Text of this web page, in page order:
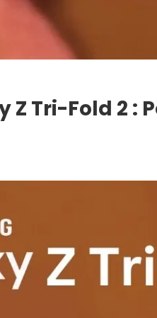
Z Tri-Fold 2